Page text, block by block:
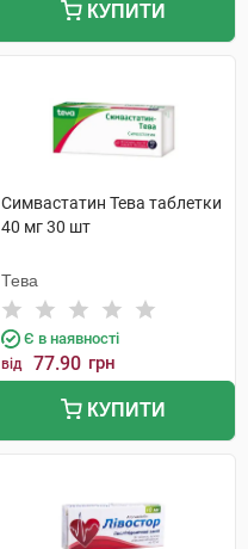
КУПИТИ
Симвастатин Тева таблетки
40 мг 30 шт
Тева
Є в наявності
від 77.90 грн
КУПИТИ